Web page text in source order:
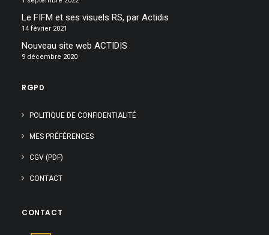
Le FIFM et ses visuels RS, par Actidis
14 février 2021
Nouveau site web ACTIDIS
9 décembre 2020
RGPD
POLITIQUE DE CONFIDENTIALITÉ
MES PRÉFÉRENCES
CGV (PDF)
CONTACT
CONTACT